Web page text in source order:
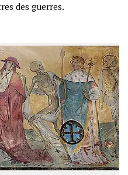
des guerres.